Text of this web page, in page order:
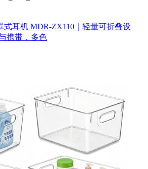
式耳机 MDR-ZX110｜轻量可折叠设
携带，多色